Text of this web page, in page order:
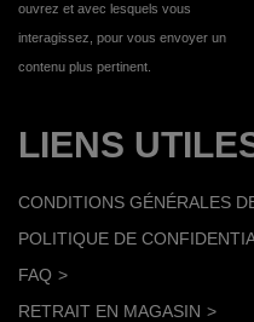
ouvrez et avec lesquels vous
interagissez, pour vous envoyer un
contenu plus pertinent.
LIENS
CONDITIONS GÉNÉRALES
POLITIQUE DE
FAQ
RETRAIT EN MAGASIN